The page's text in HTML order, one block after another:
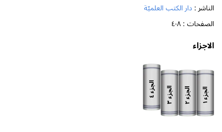
الناشر : دار الكتب العلميّة
الصفحات :٤٠٨
الاجزاء
الجزء
١
الجزء
٢
الجزء
٣
الجزء
٤